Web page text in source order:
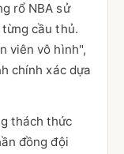
rổ NBA sử
cầu thủ.
viên vô hình",
chính xác dựa
thách thức
đồng đội